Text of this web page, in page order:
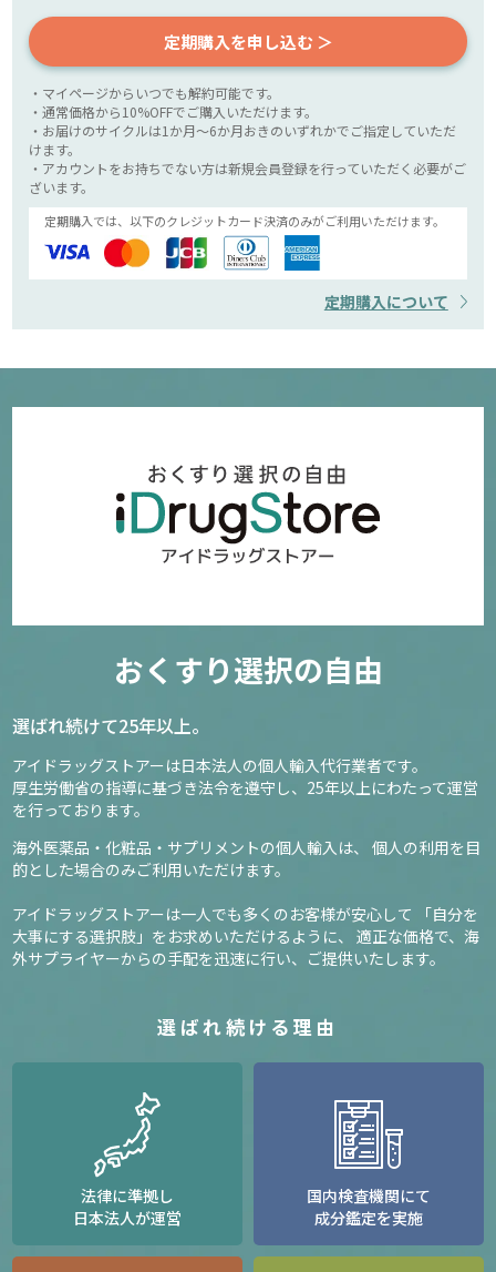
定期購入を申し込む ＞
・マイページからいつでも解約可能です。
・通常価格から10%OFFでご購入いただけます。
・お届けのサイクルは1か月～6か月おきのいずれかでご指定していただ
けます。
・アカウントをお持ちでない方は新規会員登録を行っていただく必要がご
ざいます。
定期購入では、以下のクレジットカード決済のみがご利用いただけます。
定期購入について
おくすり選択の自由
選ばれ続けて25年以上。
アイドラッグストアーは日本法人の個人輸入代行業者です。
厚生労働省の指導に基づき法令を遵守し、 25年以上にわたって運営
を行っております。
海外医薬品・化粧品・サプリメントの個人輸入は、
個人の利用を目
的とした場合のみご利用いただけます。
アイドラッグストアーは一人でも多くのお客様が安心して
「自分を
大事にする選択肢」をお求めいただけるように、
適正な価格で、海
外サプライヤーからの手配を迅速に行い、ご提供いたします。
選ばれ続ける理由
法律に準拠し
日本法人が運営
国内検査機関にて
成分鑑定を実施